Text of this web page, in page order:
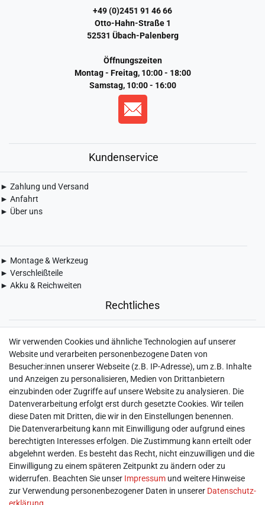
+49 (0)2451 91 46 66
Otto-Hahn-Straße 1
52531 Übach-Palenberg
Öffnungszeiten
Montag - Freitag, 10:00 - 18:00
Samstag, 10:00 - 16:00
Kundenservice
► Zahlung und Versand
► Anfahrt
► Über uns
► Montage & Werkzeug
► Verschleißteile
► Akku & Reichweiten
Rechtliches
► Impressum
► Daten­schutz­erklärung
► AGB & Kundeninformation
► Barrierefreiheitserklärung
► Batterieentsorgung
► Kontakt
Mein Konto
► Registrieren
► Login
► Warenkorb
► Zur Kasse
Wir verwenden Cookies und ähnliche Technologien auf unserer
Website und verarbeiten personenbezogene Daten von
Besucher:innen unserer Webseite (z.B. IP-Adresse), um z.B. Inhalte
und Anzeigen zu personalisieren, Medien von Drittanbietern
einzubinden oder Zugriffe auf unsere Website zu analysieren. Die
Datenverarbeitung erfolgt erst durch gesetzte Cookies. Wir teilen
diese Daten mit Dritten, die wir in den Einstellungen benennen.
Die Datenverarbeitung kann mit Einwilligung oder aufgrund eines
berechtigten Interesses erfolgen. Die Zustimmung kann erteilt oder
abgelehnt werden. Es besteht das Recht, nicht einzuwilligen und die
Einwilligung zu einem späteren Zeitpunkt zu ändern oder zu
widerrufen. Beachten Sie unser Impressum und weitere Hinweise
zur Verwendung personenbezogener Daten in unserer Daten­schutz­